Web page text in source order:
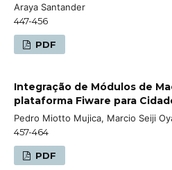
Araya Santander
447-456
PDF
Integração de Módulos de
plataforma Fiware para
Pedro Miotto Mujica, Marcio Seiji
457-464
PDF